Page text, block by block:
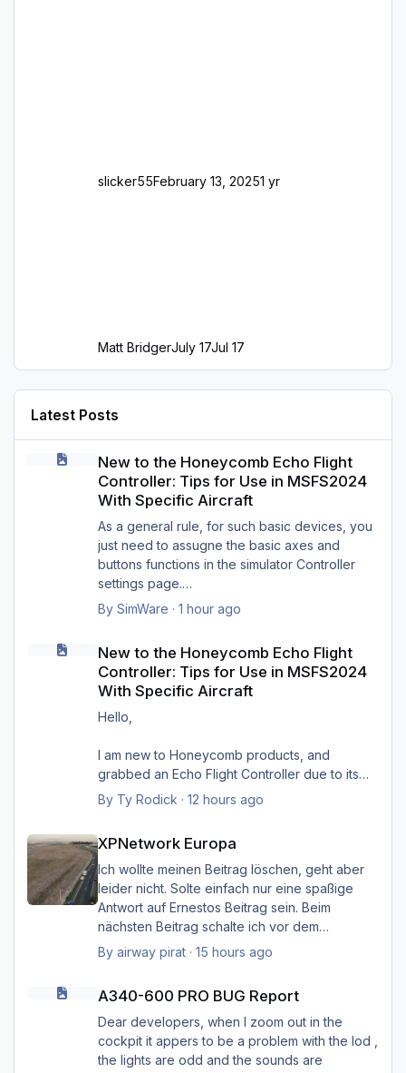
slicker55February 13, 20251 yr
Matt BridgerJuly 17Jul 17
Latest Posts
New to the Honeycomb Echo Flight
Controller: Tips for Use in MSFS2024
With Specific Aircraft
As a general rule, for such basic devices, you
just need to assugne the basic axes and
buttons functions in the simulator Controller
settings page.
Basic directional controls, brakes and flaps.
By SimWare · 1 hour ago
New to the Honeycomb Echo Flight
Controller: Tips for Use in MSFS2024
With Specific Aircraft
Hello,
I am new to Honeycomb products, and
grabbed an Echo Flight Controller due to its
compact size and wireless capabilities (first
such device I'd ever seen). I would like to use
want some tips on setting it up with them. I wish
to use it with:
PMDG B737-800
PMDG B77W
FlyByWire A320NX
FlyByWire A380NX
I see the downloads for profiles provided by
engine), but I know that those are merely
starting points. I sent them a support request
on this topic, and they referred me to the
forums here at Aerosoft. If it helps, I updated
By Ty Rodick · 12 hours ago
XPNetwork Europa
Ich wollte meinen Beitrag löschen, geht aber
leider nicht. Solte einfach nur eine spaßige
Antwort auf Ernestos Beitrag sein. Beim
nächsten Beitrag schalte ich vor dem
Schreiben das Hirn ein. Sorry Ernst, und Sorry
Heinz.
Gruß Hermann
By airway pirat· 15 hours ago
A340-600 PRO BUG Report
Dear developers, when I zoom out in the
cockpit it appers to be a problem with the lod ,
the lights are odd and the sounds are